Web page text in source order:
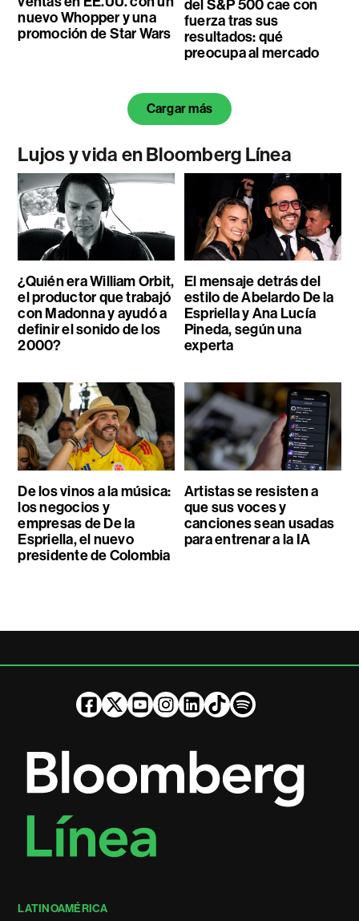
nuevo Whopper y una
promoción de Star Wars
del S&P 500 cae con
fuerza tras sus
resultados: qué
preocupa al mercado
Cargar más
Lujos y vida en Bloomberg Línea
¿Quién era William Orbit,
el productor que trabajó
con Madonna y ayudó a
definir el sonido de los
2000?
El mensaje detrás del
estilo de Abelardo De la
Espriella y Ana Lucía
Pineda, según una
experta
De los vinos a la música:
los negocios y
empresas de De la
Espriella, el nuevo
presidente de Colombia
Artistas se resisten a
que sus voces y
canciones sean usadas
para entrenar a la IA
LATINOAMÉRICA